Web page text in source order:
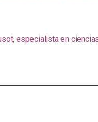
especialista en